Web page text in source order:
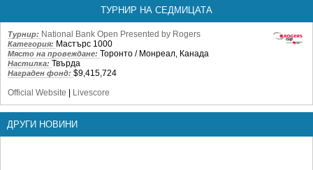
ТУРНИР НА СЕДМИЦАТА
Турнир: National Bank Open Presented by Rogers
Категория: Мастърс 1000
Място на провеждане: Торонто / Монреал, Канада
Настилка: Твърда
Награден фонд: $9,415,724
Official Website | Livescore
ДРУГИ НОВИНИ